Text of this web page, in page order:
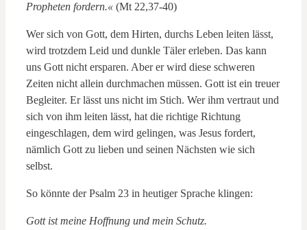
Propheten fordern.« (Mt 22,37-40)
Wer sich von Gott, dem Hirten, durchs Leben leiten lässt,
wird trotzdem Leid und dunkle Täler erleben. Das kann
uns Gott nicht ersparen. Aber er wird diese schweren
Zeiten nicht allein durchmachen müssen. Gott ist ein treuer
Begleiter. Er lässt uns nicht im Stich. Wer ihm vertraut und
sich von ihm leiten lässt, hat die richtige Richtung
eingeschlagen, dem wird gelingen, was Jesus fordert,
nämlich Gott zu lieben und seinen Nächsten wie sich
selbst.
So könnte der Psalm 23 in heutiger Sprache klingen:
Gott ist meine Hoffnung und mein Schutz.